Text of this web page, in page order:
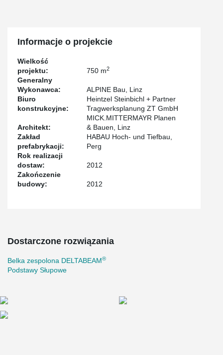
Informacje o projekcie
Wielkość
projektu:
750 m2
Generalny
Wykonawca:
ALPINE Bau, Linz
Biuro
konstrukcyjne:
Heintzel Steinbichl + Partner
Tragwerksplanung ZT GmbH
Architekt:
MICK.MITTERMAYR Planen
& Bauen, Linz
Zakład
prefabrykacji:
HABAU Hoch- und Tiefbau,
Perg
Rok realizacji
dostaw:
2012
Zakończenie
budowy:
2012
Dostarczone rozwiązania
Belka zespolona DELTABEAM®
Podstawy Słupowe